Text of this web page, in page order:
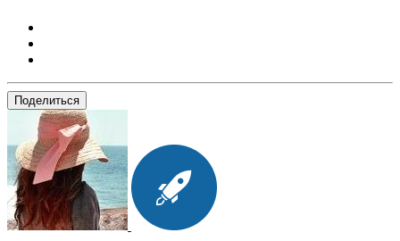
Поделиться